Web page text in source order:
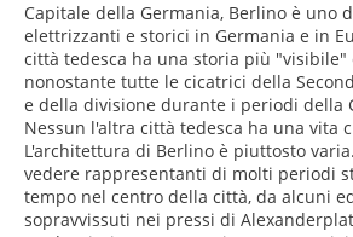
Capitale della Germania, Berlino è uno
elettrizzanti e storici in Germania e in
città tedesca ha una storia più "visibile"
nonostante tutte le cicatrici della
e della divisione durante i periodi della
Nessun l'altra città tedesca ha una vita
L'architettura di Berlino è piuttosto
vedere rappresentanti di molti periodi
tempo nel centro della città, da alcuni
sopravvissuti nei pressi di